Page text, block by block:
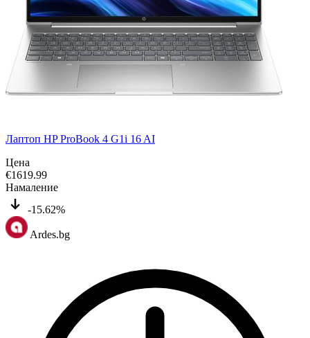
Лаптоп HP ProBook 4 G1i 16 AI
Цена
€1619.99
Намаление
-15.62%
Ardes.bg